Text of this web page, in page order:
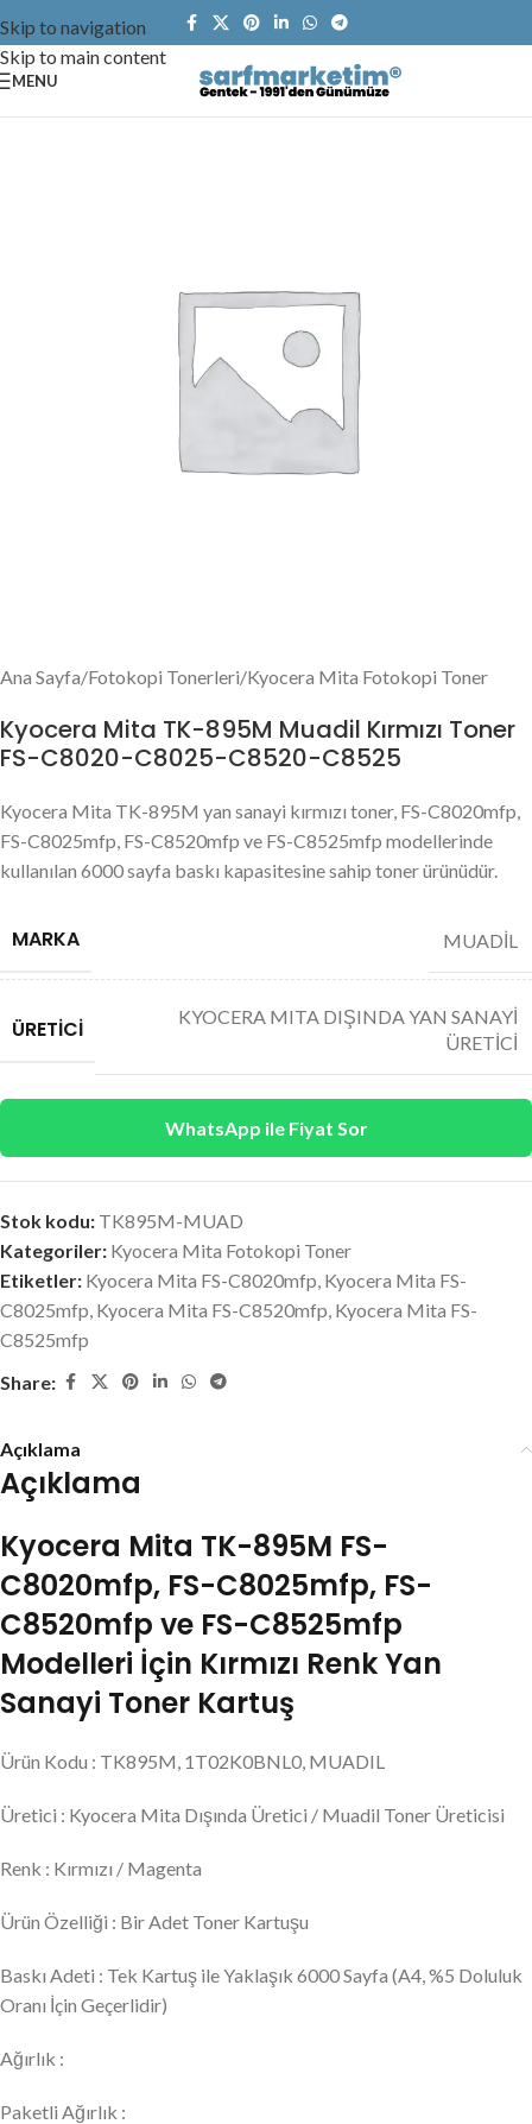
Skip to navigation
Skip to main content
MENU
Ana Sayfa/Fotokopi Tonerleri/Kyocera Mita Fotokopi Toner
Kyocera Mita TK-895M Muadil Kırmızı Toner
FS-C8020-C8025-C8520-C8525
Kyocera Mita TK-895M yan sanayi kırmızı toner, FS-C8020mfp,
FS-C8025mfp, FS-C8520mfp ve FS-C8525mfp modellerinde
kullanılan 6000 sayfa baskı kapasitesine sahip toner ürünüdür.
MARKA MUADİL
ÜRETICI
KYOCERA MITA DIŞINDA YAN SANAYİ
ÜRETİCİ
WhatsApp ile Fiyat Sor
Stok kodu: TK895M-MUAD
Kategoriler: Kyocera Mita Fotokopi Toner
Etiketler: Kyocera Mita FS-C8020mfp, Kyocera Mita FS-
C8025mfp, Kyocera Mita FS-C8520mfp, Kyocera Mita FS-
C8525mfp
Share:
Açıklama
Açıklama
Kyocera Mita TK-895M FS-
C8020mfp, FS-C8025mfp, FS-
C8520mfp ve FS-C8525mfp
Modelleri İçin Kırmızı Renk Yan
Sanayi Toner Kartuş
Ürün Kodu : TK895M, 1T02K0BNL0, MUADIL
Üretici : Kyocera Mita Dışında Üretici / Muadil Toner Üreticisi
Renk : Kırmızı / Magenta
Ürün Özelliği : Bir Adet Toner Kartuşu
Baskı Adeti : Tek Kartuş ile Yaklaşık 6000 Sayfa (A4, %5 Doluluk
Oranı İçin Geçerlidir)
Ağırlık :
Paketli Ağırlık :